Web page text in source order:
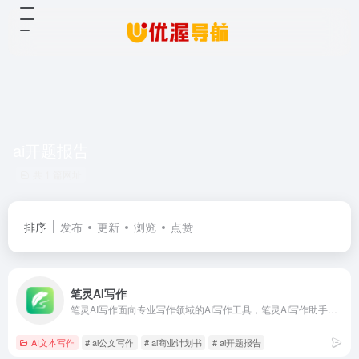
排序 发布 更新 浏览 点赞
笔灵AI写作
AI文本写作 # ai公文写作 # ai商业计划书 # ai开题报告